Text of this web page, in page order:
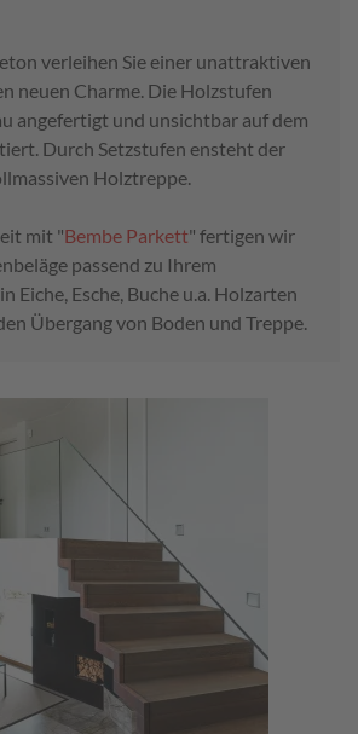
verleihen Sie einer unattraktiven
neuen Charme. Die Holzstufen
angefertigt und unsichtbar auf dem
Durch Setzstufen ensteht der
Holztreppe.
mit "Bembe Parkett" fertigen wir
passend zu Ihrem
Eiche, Esche, Buche u.a. Holzarten
Übergang von Boden und Treppe.